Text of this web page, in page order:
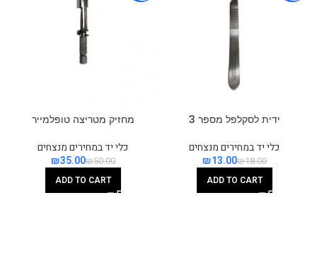
ידית לסקלפל מספר 3
כלי יד במחירים מנצחים
₪18.00
₪13.00
ADD TO CART
מחזיק מטריצה טופלמייר
כלי יד במחירים מנצחים
₪50.00
₪35.00
ADD TO CART